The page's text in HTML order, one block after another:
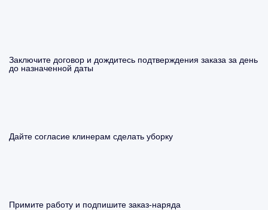
Заключите договор и дождитесь подтверждения заказа за день
до назначенной даты
Дайте согласие клинерам сделать уборку
Примите работу и подпишите заказ-наряда